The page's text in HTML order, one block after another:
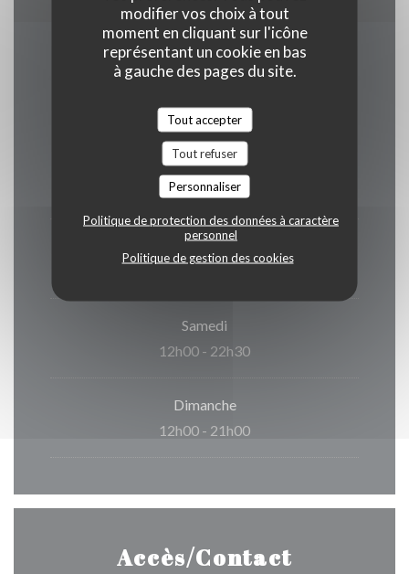
modifier vos choix à tout
moment en cliquant sur l'icône
représentant un cookie en bas
à gauche des pages du site.
Tout accepter
Tout refuser
Personnaliser
Politique de protection des données à caractère
personnel
Politique de gestion des cookies
Horaires
Lun-Jeu
11h45 - 22h00
Vendredi
Samedi
12h00 - 22h30
Dimanche
12h00 - 21h00
Accès/Contact